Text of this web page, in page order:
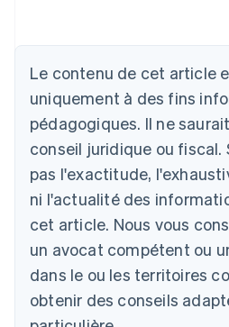
Le contenu de cet article
uniquement à des fins
pédagogiques. Il ne
conseil juridique ou fiscal.
pas l'exactitude,
ni l'actualité des
cet article. Nous vous
un avocat compétent ou
dans le ou les territoires
obtenir des conseils
Australie
English
Autriche
DeutschEnglish
Belgique
Brésil
PortuguêsEnglish
Bulgarie
English
Canada
EnglishFrançais
Chine continentale
简体中文English
Chypre
English